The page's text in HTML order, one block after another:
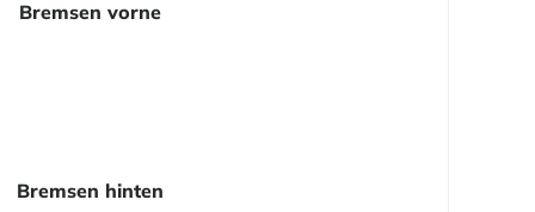
Bremsen vorne
Bremsen hinten